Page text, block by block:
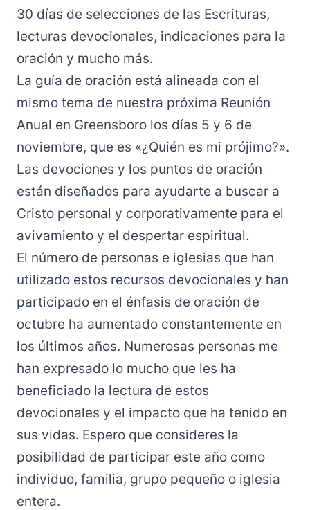
30 días de selecciones de las Escrituras,
lecturas devocionales, indicaciones para la
oración y mucho más.
La guía de oración está alineada con el
mismo tema de nuestra próxima Reunión
Anual en Greensboro los días 5 y 6 de
noviembre, que es «¿Quién es mi prójimo?».
Las devociones y los puntos de oración
están diseñados para ayudarte a buscar a
Cristo personal y corporativamente para el
avivamiento y el despertar espiritual.
El número de personas e iglesias que han
utilizado estos recursos devocionales y han
participado en el énfasis de oración de
octubre ha aumentado constantemente en
los últimos años. Numerosas personas me
han expresado lo mucho que les ha
beneficiado la lectura de estos
devocionales y el impacto que ha tenido en
sus vidas. Espero que consideres la
posibilidad de participar este año como
individuo, familia, grupo pequeño o iglesia
entera.